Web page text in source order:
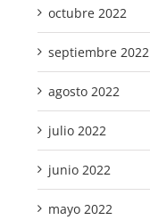
octubre 2022
septiembre 2022
agosto 2022
julio 2022
junio 2022
mayo 2022